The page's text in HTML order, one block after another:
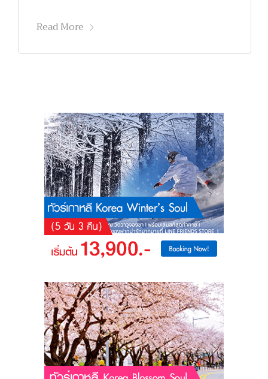
Read More